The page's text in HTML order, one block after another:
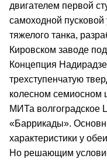
двигателем первой
самоходной пусковой
тяжелого танка,
Кировском заводе
Концепция
трехступенчатую
колесном семиосном
МИТа волгоградское
«Баррикады».
характеристики у
Но решающим